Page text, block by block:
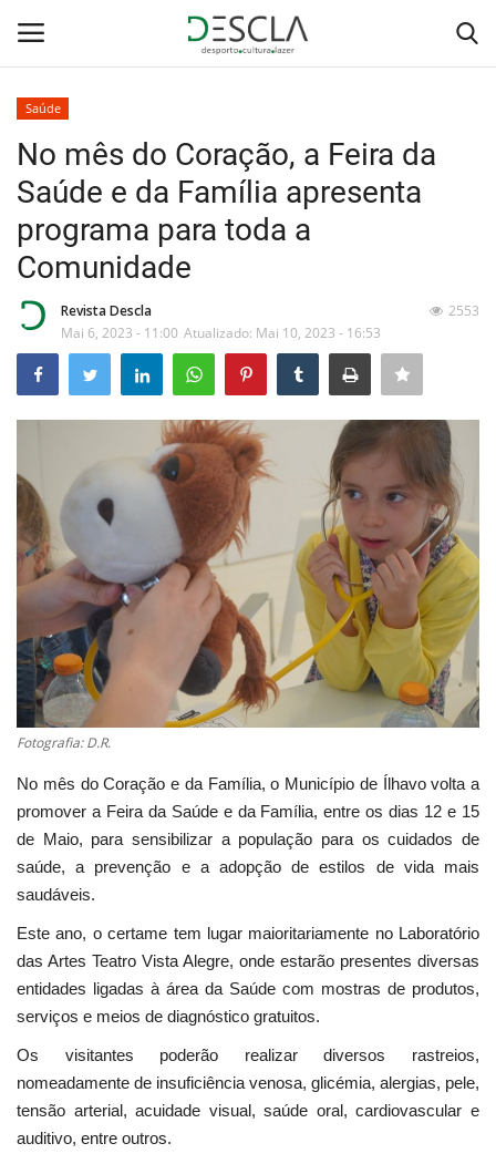
Home
...by Descla
Desporto
Contactos
Sobre Nós
Educação
Estatuto Editorial
Saúde
Ficha técnica
Cultura
Ambiente
Saúde
No mês do Coração, a Feira da
Saúde e da Família apresenta
programa para toda a
Comunidade
Revista Descla
Mai 6, 2023 - 11:00 Atualizado: Mai 10, 2023 - 16:53
2553
Fotografia: D.R.
No mês do Coração e da Família, o Município de Ílhavo volta a
promover a Feira da Saúde e da Família, entre os dias 12 e 15
de Maio, para sensibilizar a população para os cuidados de
saúde, a prevenção e a adopção de estilos de vida mais
saudáveis.
Este ano, o certame tem lugar maioritariamente no Laboratório
das Artes Teatro Vista Alegre, onde estarão presentes diversas
entidades ligadas à área da Saúde com mostras de produtos,
serviços e meios de diagnóstico gratuitos.
Os visitantes poderão realizar diversos rastreios,
nomeadamente de insuficiência venosa, glicémia, alergias, pele,
tensão arterial, acuidade visual, saúde oral, cardiovascular e
auditivo, entre outros.